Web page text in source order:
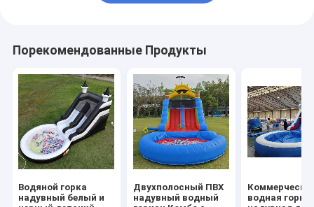
Порекомендованные Продукты
Водяной горка
надувный белый и
Двухполосный ПВХ
надувный водный
водная горка